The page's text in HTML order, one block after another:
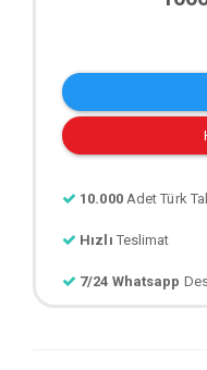
10.000 Adet Türk
Hızlı Teslimat
7/24 Whatsapp